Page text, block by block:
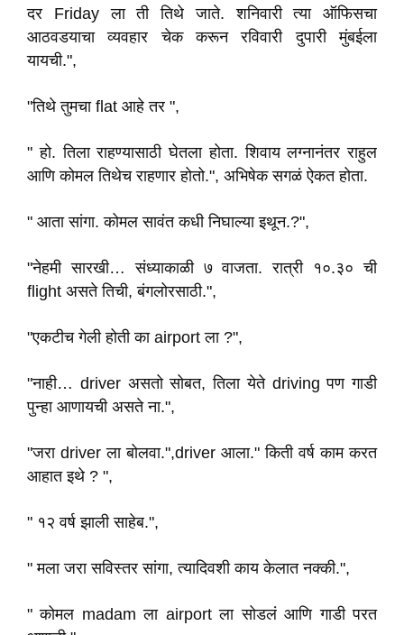
दर Friday ला ती तिथे जाते. शनिवारी त्या ऑफिसचा
आठवडयाचा व्यवहार चेक करून रविवारी दुपारी मुंबईला
यायची.",
"तिथे तुमचा flat आहे तर ",
" हो. तिला राहण्यासाठी घेतला होता. शिवाय लग्नानंतर राहुल
आणि कोमल तिथेच राहणार होतो.", अभिषेक सगळं ऐकत होता.
" आता सांगा. कोमल सावंत कधी निघाल्या इथून.?",
"नेहमी सारखी… संध्याकाळी ७ वाजता. रात्री १०.३० ची
flight असते तिची, बंगलोरसाठी.",
"एकटीच गेली होती का airport ला ?",
"नाही… driver असतो सोबत, तिला येते driving पण गाडी
पुन्हा आणायची असते ना.",
"जरा driver ला बोलवा.",driver आला." किती वर्ष काम करत
आहात इथे ? ",
" १२ वर्ष झाली साहेब.",
" मला जरा सविस्तर सांगा, त्यादिवशी काय केलात नक्की.",
" कोमल madam ला airport ला सोडलं आणि गाडी परत